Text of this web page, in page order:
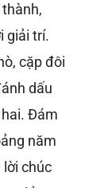
giải trí.
cặp đôi
dấu
Đám
năm
lời chúc